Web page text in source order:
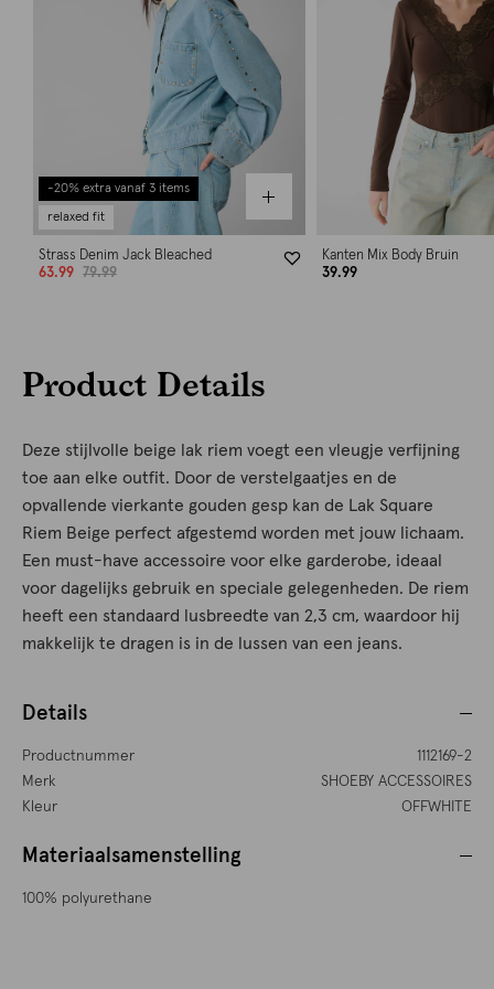
-20% extra vanaf 3 items
relaxed fit
Strass Denim Jack Bleached
63.99
79.99
Kanten Mix Body Bruin
39.99
Product Details
Deze stijlvolle beige lak riem voegt een vleugje verfijning
toe aan elke outfit. Door de verstelgaatjes en de
opvallende vierkante gouden gesp kan de Lak Square
Riem Beige perfect afgestemd worden met jouw lichaam.
Een must-have accessoire voor elke garderobe, ideaal
voor dagelijks gebruik en speciale gelegenheden. De riem
heeft een standaard lusbreedte van 2,3 cm, waardoor hij
makkelijk te dragen is in de lussen van een jeans.
Details
Productnummer
1112169-2
Merk
SHOEBY ACCESSOIRES
Kleur
OFFWHITE
Materiaalsamenstelling
100% polyurethane